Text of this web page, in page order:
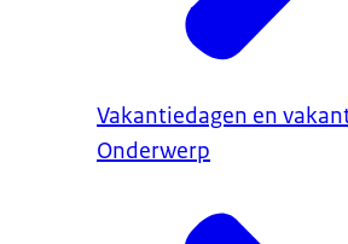
Vakantiedagen en
Onderwerp